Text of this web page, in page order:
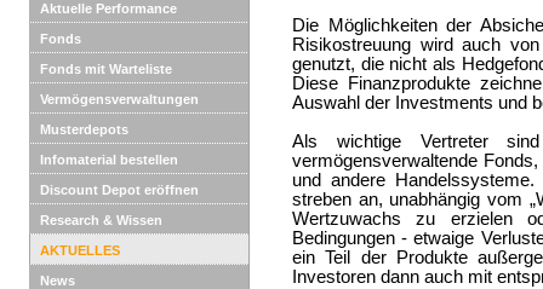
Aktuelle Performance
Fonds
Fonds mit Warteliste
Vermögensverwaltungen
Musterdepots
Infomaterial bestellen
Discount Depot eröffnen
Research & Wissen
AKTUELLES
News
Die Möglichkeiten der
Risikostreuung wird auch
genutzt, die nicht als
Diese Finanzprodukte
Auswahl der Investments und
Als wichtige Vertreter
vermögensverwaltende
und andere
streben an, unabhängig vom
Wertzuwachs zu erzielen
Bedingungen - etwaige
ein Teil der Produkte
Investoren dann auch mit